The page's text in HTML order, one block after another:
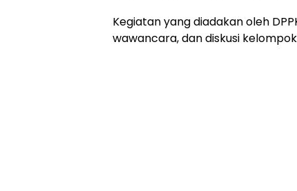
Kegiatan yang diadakan oleh
wawancara, dan diskusi